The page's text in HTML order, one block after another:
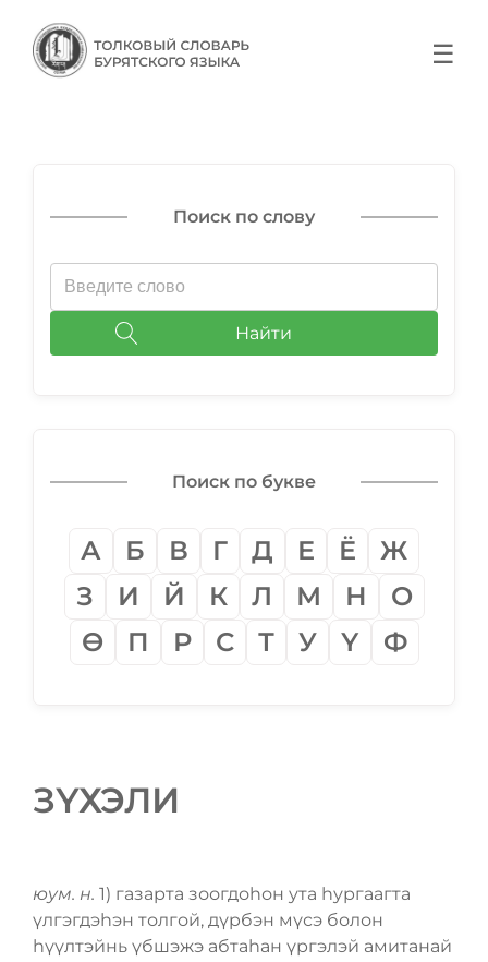
☰
Поиск по слову
Найти
Поиск по букве
А Б В Г Д Е Ё
Ж
З
И Й К Л М Н
О
Ѳ
П Р С Т У Ү Ф
ЗҮХЭЛИ
юум. н. 1) газарта зоогдоһон ута һургаагта
үлгэгдэһэн толгой, дүрбэн мүсэ болон
һүүлтэйнь үбшэжэ абтаһан үргэлэй амитанай